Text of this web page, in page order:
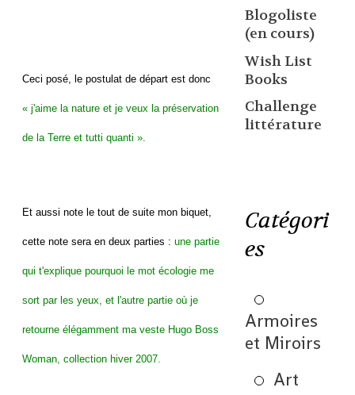
Ceci posé, le postulat de départ est donc
« j'aime la nature et je veux la préservation
de la Terre et tutti quanti ».
Et aussi note le tout de suite mon biquet,
cette note sera en deux parties : une partie
qui t'explique pourquoi le mot écologie me
sort par les yeux, et l'autre partie où je
retourne élégamment ma veste Hugo Boss
Woman, collection hiver 2007.
Blogoliste
(en cours)
Wish List
Books
Challenge
littérature
Catégori
es
Armoires
et Miroirs
Art